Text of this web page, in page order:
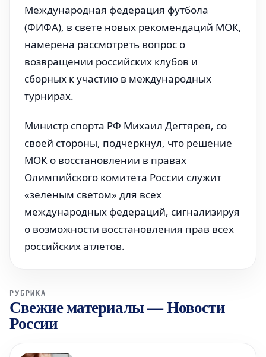
Международная федерация футбола
(ФИФА), в свете новых рекомендаций МОК,
намерена рассмотреть вопрос о
возвращении российских клубов и
сборных к участию в международных
турнирах.
Министр спорта РФ Михаил Дегтярев, со
своей стороны, подчеркнул, что решение
МОК о восстановлении в правах
Олимпийского комитета России служит
«зеленым светом» для всех
международных федераций, сигнализируя
о возможности восстановления прав всех
российских атлетов.
РУБРИКА
Свежие материалы—Новости
России